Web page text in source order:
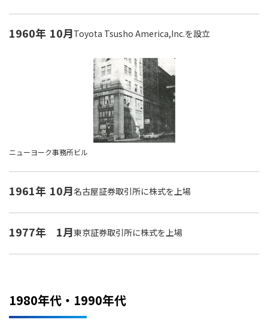
1960年 10月Toyota Tsusho America,Inc.を設立
ニューヨーク事務所ビル
1961年 10月名古屋証券取引所に株式を上場
1977年 1月東京証券取引所に株式を上場
1980年代・1990年代